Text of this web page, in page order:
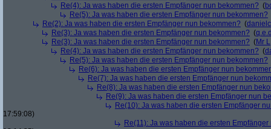
Re(4): Ja was haben die ersten Empfänger nun bekommen? (
Re(5): Ja was haben die ersten Empfänger nun bekommen?
Re(2): Ja was haben die ersten Empfänger nun bekommen? (
Re(3): Ja was haben die ersten Empfänger nun bekommen? (
Re(3): Ja was haben die ersten Empfänger nun bekommen? (Mr L
Re(4): Ja was haben die ersten Empfänger nun bekommen? (
Re(5): Ja was haben die ersten Empfänger nun bekommen?
Re(6): Ja was haben die ersten Empfänger nun
Re(7): Ja was haben die ersten Empfänger nun
Re(8): Ja was haben die ersten Empfänger nun
Re(9): Ja was haben die ersten Empfänger nun
Re(10): Ja was haben die ersten Empfänger
17:59:08)
Re(11): Ja was haben die ersten